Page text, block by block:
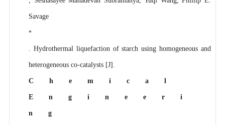
Savage
*
. Hydrothermal liquefaction of starch using homogeneous and
heterogeneous co-catalysts [J].
Chemical
Engineeri
ng